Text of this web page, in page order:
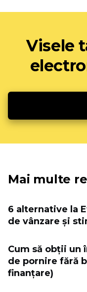
Visele
Mai multe
6 alternative la
de vânzare și
Cum să obții un
de pornire fără
finanțare)